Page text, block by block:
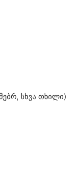
სხვა თხილი)